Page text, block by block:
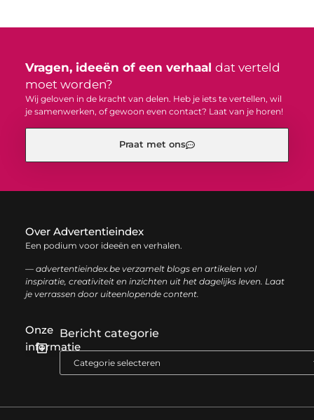
Vragen, ideeën of een verhaal dat verteld
moet worden?
Wij geloven in de kracht van delen. Heb je iets te vertellen, wil
je samenwerken, of gewoon even contact? Laat van je horen!
Praat met ons
Over Advertentieindex
Een podium voor ideeën en verhalen.
— advertentieindex.be verzamelt blogs en artikelen vol
inspiratie, creativiteit en inzichten uit het dagelijks leven. Laat
je verrassen door uiteenlopende content.
Onze
informatie
Bericht categorie